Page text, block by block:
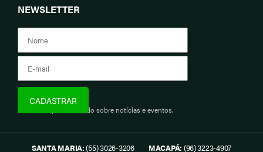
NEWSLETTER
Assine e fique informado sobre notícias e eventos.
SANTA MARIA:(55) 3026-3206 MACAPÁ: (96) 3223-4907